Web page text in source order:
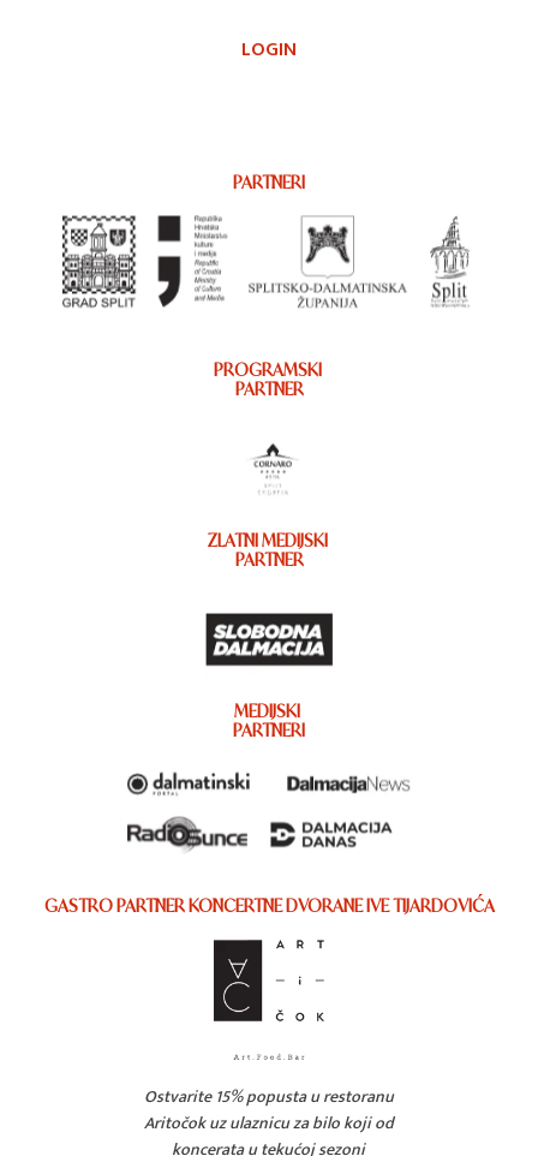
LOGIN
PARTNERI
PROGRAMSKI
PARTNER
ZLATNI MEDIJSKI
PARTNER
MEDIJSKI
PARTNERI
GASTRO PARTNER KONCERTNE DVORANE IVE TIJARDOVIĆA
Ostvarite 15% popusta u restoranu
Aritočok uz ulaznicu za bilo koji od
koncerata u tekućoj sezoni